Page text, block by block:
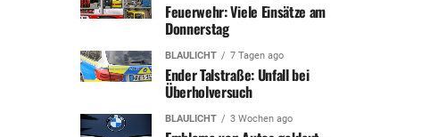
Feuerwehr: Viele Einsätze am
Donnerstag
BLAULICHT 7 Tagen ago
Ender Talstraße: Unfall bei
Überholversuch
BLAULICHT 3 Wochen ago